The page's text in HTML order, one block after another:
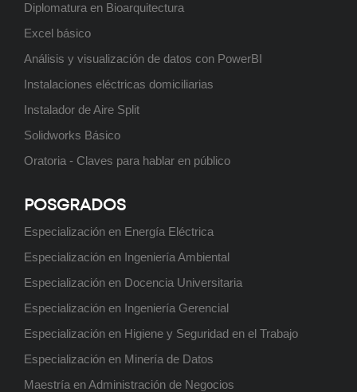
Posgrado: Maestría en
Administración de Negocios
Ingeniería Electrónica
Próximamente
Ingeniería Electromecánica
Próximamente
Rural
Próximamente
Diplomatura en Bioarquitectura
Excel básico
Análisis y visualización de datos con PowerBI
Instalaciones eléctricas domiciliarias
Instalador de Aire Split
Solidworks Básico
Oratoria - Claves para hablar en público
POSGRADOS
Especialización en Energía Eléctrica
Especialización en Ingeniería Ambiental
Especialización en Docencia Universitaria
Especialización en Ingeniería Gerencial
Especialización en Higiene y Seguridad en el Trabajo
Especialización en Minería de Datos
Maestría en Administración de Negocios